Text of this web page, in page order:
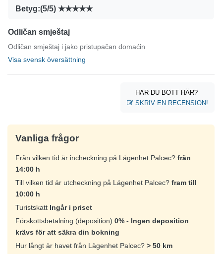
Betyg:(5/5)
Odličan smještaj
Odličan smještaj i jako pristupačan domaćin
Visa svensk översättning
HAR DU BOTT HÄR?
SKRIV EN RECENSION!
Vanliga frågor
Från vilken tid är incheckning på Lägenhet Palcec? från
14:00 h
Till vilken tid är utcheckning på Lägenhet Palcec? fram till
10:00 h
Turistskatt Ingår i priset
Förskottsbetalning (deposition) 0% - Ingen deposition
krävs för att säkra din bokning
Hur långt är havet från Lägenhet Palcec? > 50 km